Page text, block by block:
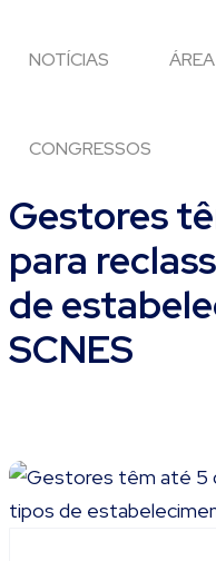
NOTÍCIAS
CONGRESSOS
Gestores
para
de
SCNES